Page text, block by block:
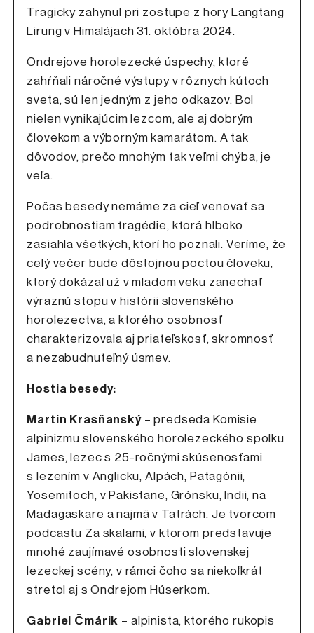
Tragicky zahynul pri zostupe z hory Langtang
Lirung v Himalájach 31. októbra 2024.
Ondrejove horolezecké úspechy, ktoré
zahŕňali náročné výstupy v rôznych kútoch
sveta, sú len jedným z jeho odkazov. Bol
nielen vynikajúcim lezcom, ale aj dobrým
človekom a výborným kamarátom. A tak
dôvodov, prečo mnohým tak veľmi chýba, je
veľa.
Počas besedy nemáme za cieľ venovať sa
podrobnostiam tragédie, ktorá hlboko
zasiahla všetkých, ktorí ho poznali. Veríme, že
celý večer bude dôstojnou poctou človeku,
ktorý dokázal už v mladom veku zanechať
výraznú stopu v histórii slovenského
horolezectva, a ktorého osobnosť
charakterizovala aj priateľskosť, skromnosť
a nezabudnuteľný úsmev.
Hostia besedy:
Martin Krasňanský – predseda Komisie
alpinizmu slovenského horolezeckého spolku
James, lezec s 25-ročnými skúsenosťami
s lezením v Anglicku, Alpách, Patagónii,
Yosemitoch, v Pakistane, Grónsku, Indii, na
Madagaskare a najmä v Tatrách. Je tvorcom
podcastu Za skalami, v ktorom predstavuje
mnohé zaujímavé osobnosti slovenskej
lezeckej scény, v rámci čoho sa niekoľkrát
stretol aj s Ondrejom Húserkom.
Gabriel Čmárik – alpinista, ktorého rukopis